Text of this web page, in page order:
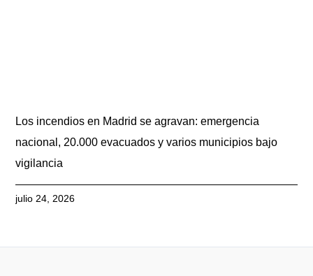
Los incendios en Madrid se agravan: emergencia
nacional, 20.000 evacuados y varios municipios bajo
vigilancia
julio 24, 2026